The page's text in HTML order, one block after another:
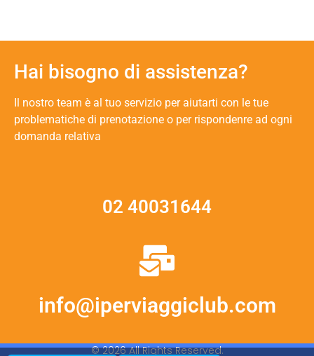
Hai bisogno di assistenza?
Il nostro team è al tuo servizio per aiutarti con le tue
problematiche di prenotazione o per rispondenre ad ogni
domanda relativa
02 40031644
info@iperviaggiclub.com
© 2026 All Rights Reserved.